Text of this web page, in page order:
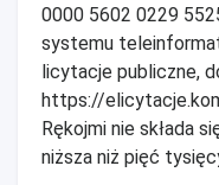
0000 5602 0229
systemu
licytacje publiczne,
https://
Rękojmi nie składa
niższa niż pięć